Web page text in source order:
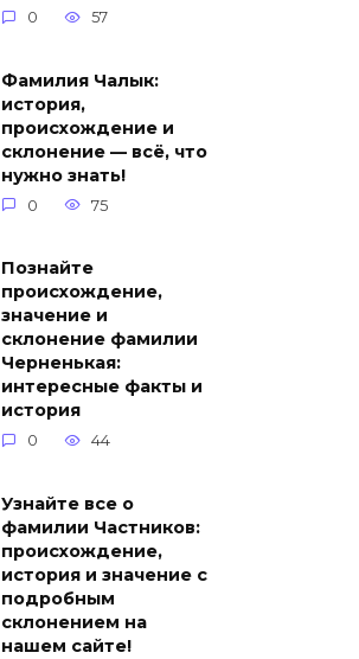
0 57
Фамилия Чалык:
история,
происхождение и
склонение — всё, что
нужно знать!
0 75
Познайте
происхождение,
значение и
склонение фамилии
Черненькая:
интересные факты и
история
0 44
Узнайте все о
фамилии Частников:
происхождение,
история и значение с
подробным
склонением на
нашем сайте!